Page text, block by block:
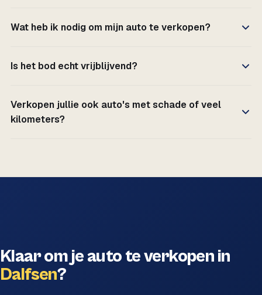
Wat heb ik nodig om mijn auto te verkopen?
Is het bod echt vrijblijvend?
Verkopen jullie ook auto's met schade of veel
kilometers?
Klaar om je auto te verkopen in
Dalfsen?